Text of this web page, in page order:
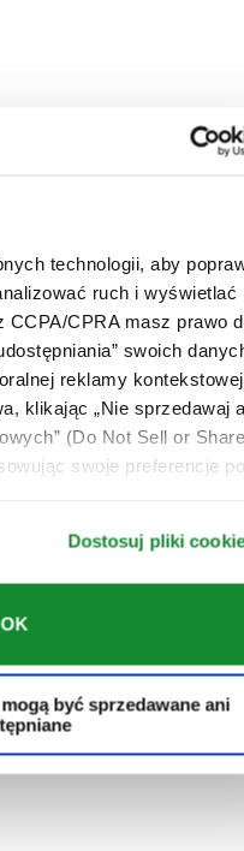
technologii, aby
ruch i wyświetlać
CCPA/CPRA masz prawo
swoich
reklamy
klikając „Nie sprzedawaj
(Do Not Sell or
swoje preferencje
Dostosuj pliki
OK
być sprzedawane ani
informacje